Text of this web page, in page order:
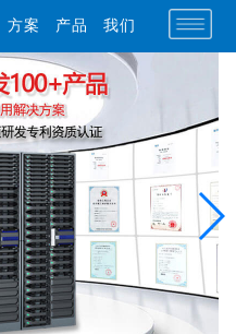
方案 产品 我们